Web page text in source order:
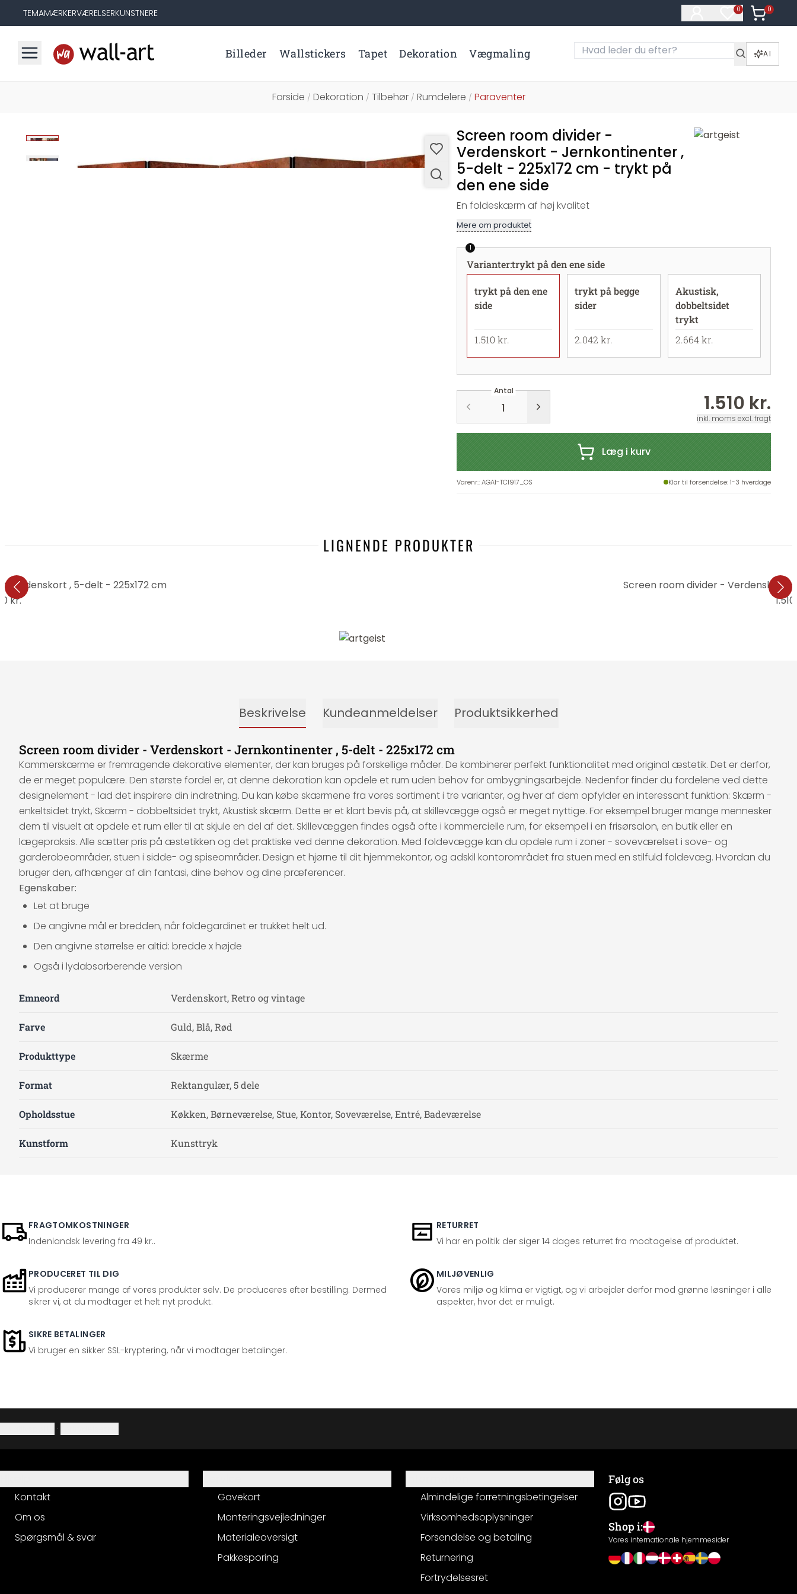
TEMAMÆRKERVÆRELSERKUNSTNERE 0
Varer på
0
Varer i
Billeder Wallstickers Tapet Dekoration Vægmaling AI
Forside / Dekoration / Tilbehør/ Rumdelere / Paraventer
Screen room divider -
Verdenskort - Jernkontinenter ,
5-delt - 225x172 cm - trykt på
den ene side
En foldeskærm af høj kvalitet
Mere om produktet
1
Varianter:trykt på den ene side
trykt på den ene
side
1.510 kr.
trykt på begge
sider
2.042 kr.
Akustisk,
dobbeltsidet
trykt
2.664 kr.
Antal
1.510 kr.
inkl. moms excl. fragt
Læg i kurv
Varenr.:AGA1-TC1917_OS Klar til forsendelse: 1-3 hverdage
LIGNENDE PRODUKTER
verdenskort , 5-delt - 225x172 cm
kr.
Screen room divider - Verdenskort
Beskrivelse Kundeanmeldelser Produktsikkerhed
Screen room divider - Verdenskort - Jernkontinenter , 5-delt - 225x172 cm
Kammerskærme er fremragende dekorative elementer, der kan bruges på forskellige måder. De kombinerer perfekt funktionalitet med original æstetik. Det er derfor,
de er meget populære. Den største fordel er, at denne dekoration kan opdele et rum uden behov for ombygningsarbejde. Nedenfor finder du fordelene ved dette
designelement - lad det inspirere din indretning. Du kan købe skærmene fra vores sortiment i tre varianter, og hver af dem opfylder en interessant funktion: Skærm -
enkeltsidet trykt, Skærm - dobbeltsidet trykt, Akustisk skærm. Dette er et klart bevis på, at skillevægge også er meget nyttige. For eksempel bruger mange mennesker
dem til visuelt at opdele et rum eller til at skjule en del af det. Skillevæggen findes også ofte i kommercielle rum, for eksempel i en frisørsalon, en butik eller en
lægepraksis. Alle sætter pris på æstetikken og det praktiske ved denne dekoration. Med foldevægge kan du opdele rum i zoner - soveværelset i sove- og
garderobeområder, stuen i sidde- og spiseområder. Design et hjørne til dit hjemmekontor, og adskil kontorområdet fra stuen med en stilfuld foldevæg. Hvordan du
bruger den, afhænger af din fantasi, dine behov og dine præferencer.
Egenskaber:
Let at bruge
De angivne mål er bredden, når foldegardinet er trukket helt ud.
Den angivne størrelse er altid: bredde x højde
Også i lydabsorberende version
Emneord Verdenskort, Retro og vintage
Farve Guld, Blå, Rød
Produkttype Skærme
Format Rektangulær, 5 dele
Opholdsstue Køkken, Børneværelse, Stue, Kontor, Soveværelse, Entré, Badeværelse
Kunstform Kunsttryk
FRAGTOMKOSTNINGER
Indenlandsk levering fra 49 kr..
RETURRET
Vi har en politik der siger 14 dages returret fra modtagelse af produktet.
PRODUCERET TIL DIG
Vi producerer mange af vores produkter selv. De produceres efter bestilling. Dermed
sikrer vi, at du modtager et helt nyt produkt.
MILJØVENLIG
Vores miljø og klima er vigtigt, og vi arbejder derfor mod grønne løsninger i alle
aspekter, hvor det er muligt.
SIKRE BETALINGER
Vi bruger en sikker SSL-kryptering, når vi modtager betalinger.
·
Kontakt
Om os
Spørgsmål & svar
Gavekort
Monteringsvejledninger
Materialeoversigt
Pakkesporing
Almindelige forretningsbetingelser
Virksomhedsoplysninger
Forsendelse og betaling
Returnering
Fortrydelsesret
Følg os
Shop i:
Vores internationale hjemmesider